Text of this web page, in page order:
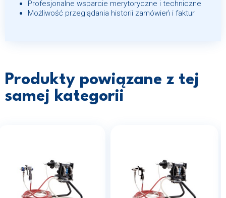
Profesjonalne wsparcie merytoryczne i techniczne
Możliwość przeglądania historii zamówień i faktur
Produkty powiązane z tej
samej kategorii